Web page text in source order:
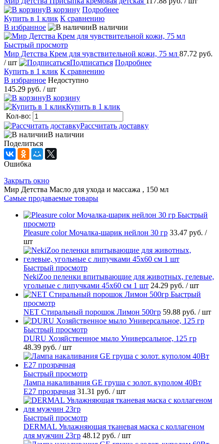
В корзину Подробнее
Купить в 1 клик К сравнению
В избранное
В наличии
Быстрый просмотр
Мир Детства Крем для чувствительной кожи, 75 мл 87.72 руб.
/ шт
Подписаться Подробнее
Купить в 1 клик К сравнению
В избранное Недоступно
145.29 руб. / шт
В корзину
Купить в 1 клик
Кол-во:
Рассчитать доставку
В наличии
Поделиться
Ошибка
Закрыть окно
Мир Детства Масло для ухода и массажа , 150 мл
Самые продаваемые товары
Быстрый
просмотр
Pleasure сolor Мочалка-шарик нейлон 30 гр 33.47 руб. /
шт
Быстрый просмотр
NekiZoo пеленки впитывающие для животных, гелевые,
угольные с липучками 45х60 см 1 шт 24.29 руб. / шт
Быстрый
просмотр
NET Стиральный порошок Лимон 500гр 59.88 руб. / шт
Быстрый просмотр
DURU Хозяйственное мыло Универсальное, 125 гр
48.39 руб. / шт
Быстрый просмотр
Лампа накаливания GE груша с золот. куполом 40Вт
Е27 прозрачная 31.31 руб. / шт
Быстрый просмотр
DERMAL Увлажняющая тканевая маска с коллагеном
для мужчин 23гр 48.12 руб. / шт